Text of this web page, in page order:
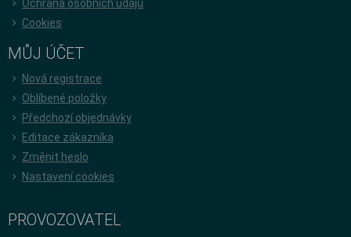
Ochrana osobních údajů
Cookies
MŮJ ÚČET
Nová registrace
Oblíbené položky
Předchozí objednávky
Editace zákazníka
Změnit heslo
Nastavení cookies
PROVOZOVATEL